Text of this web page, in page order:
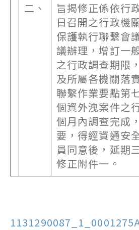
二、
旨揭修正係依行
日召開之行政機
保護執行聯繫會
議辦理，增訂一
之行政調查期限
及所屬各機關落
聯繫作業要點第
個資外洩案件之
個月內調查完成
要，得經資通安
員同意後，延期
修正附件一。